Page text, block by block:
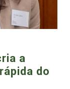
a
do